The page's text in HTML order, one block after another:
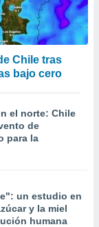
Chile tras
bajo cero
el norte: Chile
de
para la
un estudio en
y la miel
humana